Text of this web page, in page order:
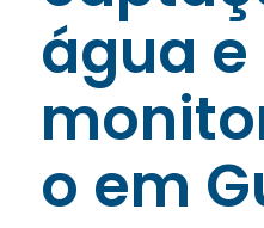
água e
o em